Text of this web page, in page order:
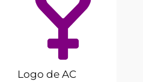
Logo de AC